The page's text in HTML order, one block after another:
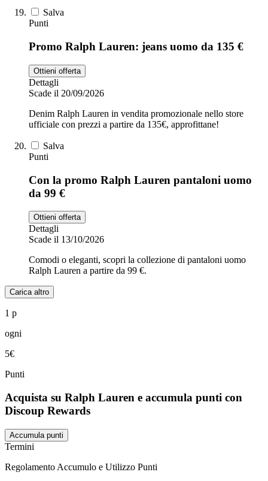
Salva
Punti
Promo Ralph Lauren: jeans uomo da 135 €
Ottieni offerta
Dettagli
Scade il 20/09/2026
Denim Ralph Lauren in vendita promozionale nello store
ufficiale con prezzi a partire da 135€, approfittane!
Salva
Punti
Con la promo Ralph Lauren pantaloni uomo
da 99 €
Ottieni offerta
Dettagli
Scade il 13/10/2026
Comodi o eleganti, scopri la collezione di pantaloni uomo
Ralph Lauren a partire da 99 €.
Carica altro
1 p
ogni
5€
Punti
Acquista su Ralph Lauren e accumula punti con
Discoup Rewards
Accumula punti
Termini
Regolamento Accumulo e Utilizzo Punti